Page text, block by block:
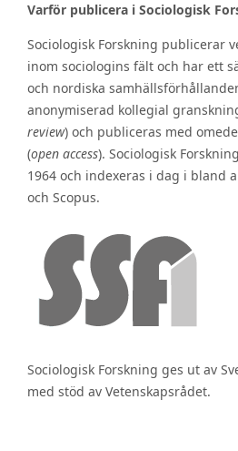
Varför publicera i Sociologisk
Sociologisk Forskning publicerar
inom sociologins fält och har ett
och nordiska
anonymiserad kollegial
review) och publiceras med
(open access). Sociologisk
1964 och indexeras i dag i bland
och Scopus.
Sociologisk Forskning ges ut av
med stöd av Vetenskapsrådet.